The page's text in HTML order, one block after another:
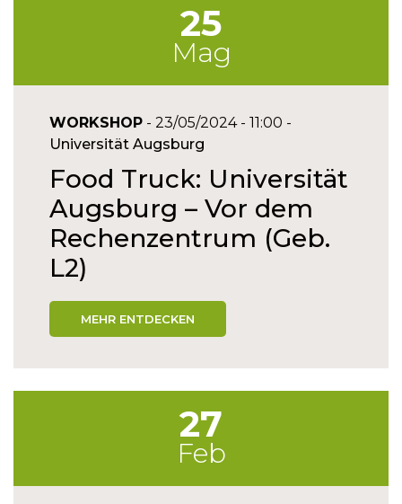
25
Mag
WORKSHOP - 23/05/2024 - 11:00 -
Universität Augsburg
Food Truck: Universität
Augsburg – Vor dem
Rechenzentrum (Geb.
L2)
MEHR ENTDECKEN
27
Feb